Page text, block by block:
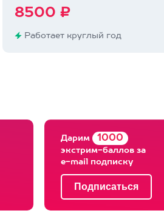
8500 ₽
Работает круглый год
Дарим 1000
экстрим-баллов за
e-mail подписку